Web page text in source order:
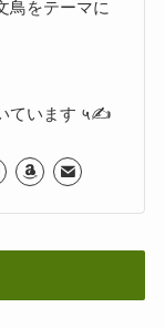
鳥をテーマに
ています ५✍